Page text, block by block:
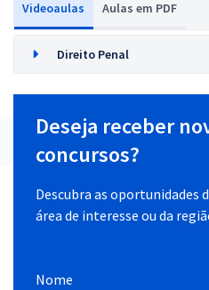
Videoaulas Aulas em PDF
Direito Penal
Deseja receber
concursos?
Descubra as oportunidades
área de interesse ou da
Nome